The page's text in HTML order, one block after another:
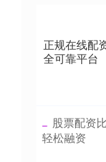
正规在线配
全可靠平台
股票配资
轻松融资